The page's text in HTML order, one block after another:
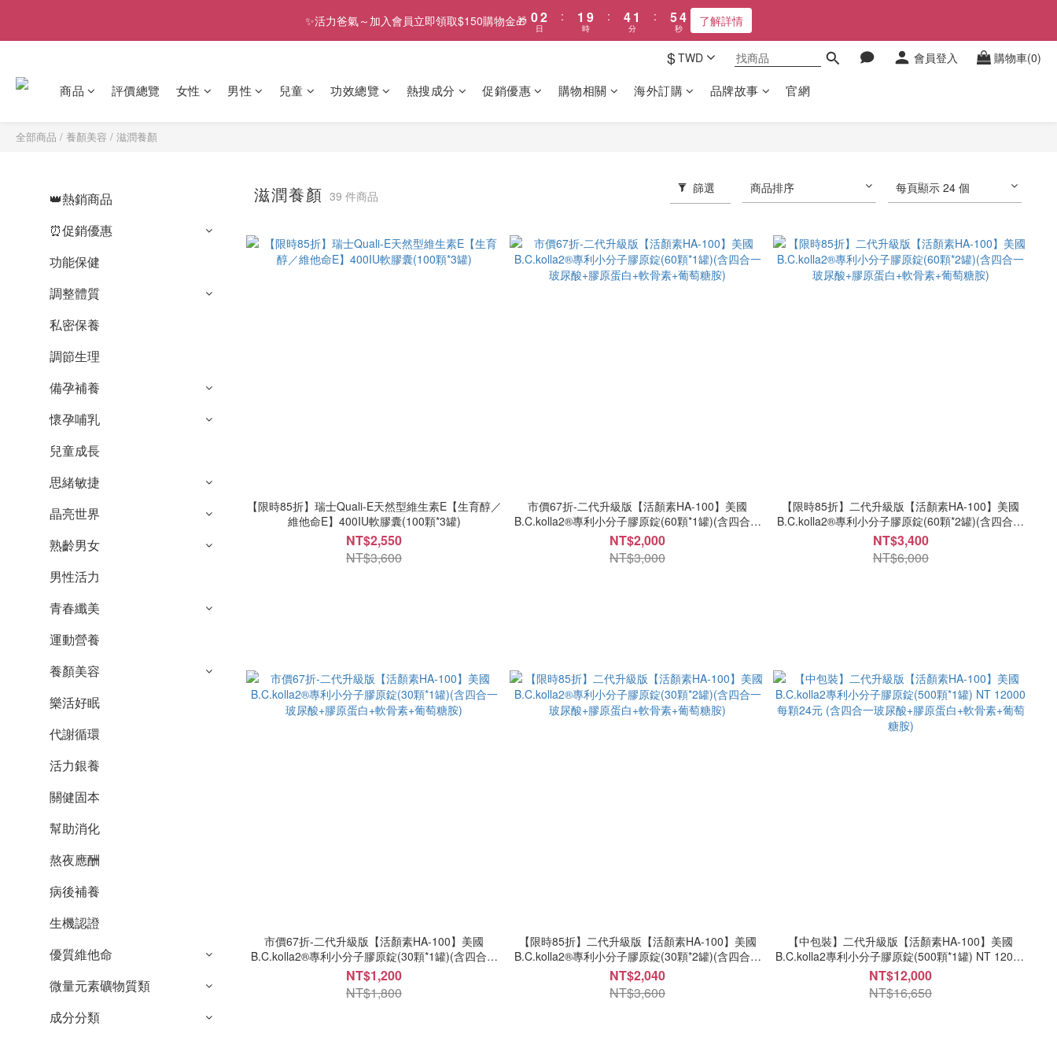
✨活力爸氣～加入會員立即領取$150購物金🎁 02
1
日
:
1
0
9
8
5
時
:
4
3
1
0
分
:
5
4
3
2
1
3
2
1
秒 了解詳情
$TWD 會員登入 購物車(0)
商品 評價總覽 女性 男性 兒童 功效總覽 熱搜成分 促銷優惠 購物相關 海外訂購 品牌故事 官網
全部商品 / 養顏美容 / 滋潤養顏
👑熱銷商品
⏰促銷優惠
功能保健
調整體質
私密保養
調節生理
備孕補養
懷孕哺乳
兒童成長
思緒敏捷
晶亮世界
熟齡男女
男性活力
青春纖美
運動營養
養顏美容
樂活好眠
代謝循環
活力銀養
關健固本
幫助消化
熬夜應酬
病後補養
生機認證
優質維他命
微量元素礦物質類
成分分類
滋潤養顏39 件商品
篩選 商品排序 每頁顯示 24 個
【限時85折】瑞士Quali-E天然型維生素E【生育醇／
維他命E】400IU軟膠囊(100顆*3罐)
NT$2,550
NT$3,600
市價67折-二代升級版【活顏素HA-100】美國
B.C.kolla2®專利小分子膠原錠(60顆*1罐)(含四合一
玻尿酸+膠原蛋白+軟骨素+葡萄糖胺)
NT$2,000
NT$3,000
【限時85折】二代升級版【活顏素HA-100】美國
B.C.kolla2®專利小分子膠原錠(60顆*2罐)(含四合一
玻尿酸+膠原蛋白+軟骨素+葡萄糖胺)
NT$3,400
NT$6,000
市價67折-二代升級版【活顏素HA-100】美國
B.C.kolla2®專利小分子膠原錠(30顆*1罐)(含四合一
玻尿酸+膠原蛋白+軟骨素+葡萄糖胺)
NT$1,200
NT$1,800
【限時85折】二代升級版【活顏素HA-100】美國
B.C.kolla2®專利小分子膠原錠(30顆*2罐)(含四合一
玻尿酸+膠原蛋白+軟骨素+葡萄糖胺)
NT$2,040
NT$3,600
【中包裝】二代升級版【活顏素HA-100】美國
B.C.kolla2專利小分子膠原錠(500顆*1罐) NT 12000
每顆24元 (含四合一玻尿酸+膠原蛋白+軟骨素+葡萄
糖胺)
NT$12,000
NT$16,650